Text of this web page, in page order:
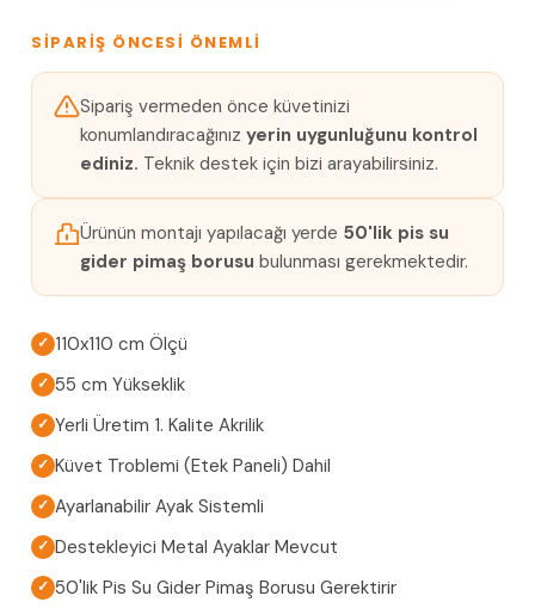
SIPARIŞ ÖNCESI ÖNEMLI
Sipariş vermeden önce küvetinizi
konumlandıracağınız yerin uygunluğunu kontrol
ediniz. Teknik destek için bizi arayabilirsiniz.
Ürünün montajı yapılacağı yerde 50'lik pis su
gider pimaş borusu bulunması gerekmektedir.
✓ 110x110 cm Ölçü
✓ 55 cm Yükseklik
✓ Yerli Üretim 1. Kalite Akrilik
✓ Küvet Troblemi (Etek Paneli) Dahil
✓ Ayarlanabilir Ayak Sistemli
✓ Destekleyici Metal Ayaklar Mevcut
✓ 50'lik Pis Su Gider Pimaş Borusu Gerektirir